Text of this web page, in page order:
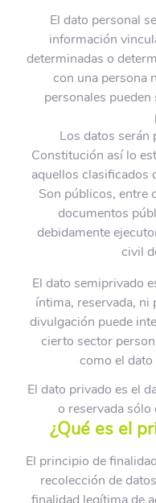
El dato personal
información
determinadas o
con una persona
personales
Los datos serán
Constitución así lo
aquellos clasificados
Son públicos, entre
documentos
debidamente
civil
El dato semiprivado
íntima, reservada,
divulgación puede
cierto sector
como el
El dato privado es el
o reservada sólo
¿Qué es el
El principio de
recolección de